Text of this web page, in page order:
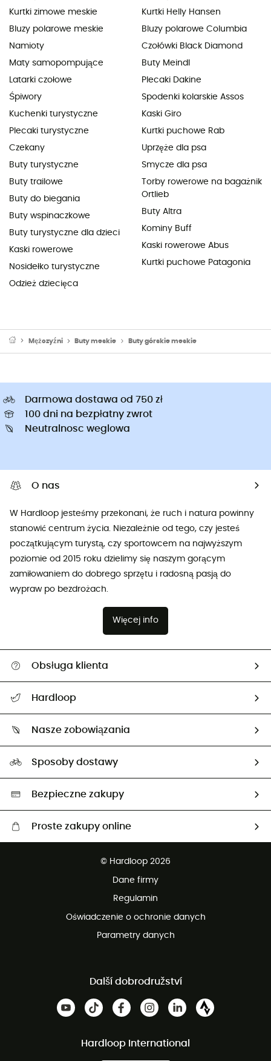
Kurtki zimowe meskie
Bluzy polarowe meskie
Namioty
Maty samopompujące
Latarki czołowe
Śpiwory
Kuchenki turystyczne
Plecaki turystyczne
Czekany
Buty turystyczne
Buty trailowe
Buty do biegania
Buty wspinaczkowe
Buty turystyczne dla dzieci
Kaski rowerowe
Nosidełko turystyczne
Odzież dziecięca
Kurtki Helly Hansen
Bluzy polarowe Columbia
Czołówki Black Diamond
Buty Meindl
Plecaki Dakine
Spodenki kolarskie Assos
Kaski Giro
Kurtki puchowe Rab
Uprzęże dla psa
Smycze dla psa
Torby rowerowe na bagażnik
Ortlieb
Buty Altra
Kominy Buff
Kaski rowerowe Abus
Kurtki puchowe Patagonia
Mężczyźni Buty meskie Buty górskie meskie
Darmowa dostawa od 750 zł
100 dni na bezpłatny zwrot
Neutralnosc weglowa
O nas
W Hardloop jesteśmy przekonani, że ruch i natura powinny
stanowić centrum życia. Niezależnie od tego, czy jesteś
początkującym turystą, czy sportowcem na najwyższym
poziomie od 2015 roku dzielimy się naszym gorącym
zamiłowaniem do dobrego sprzętu i radosną pasją do
wypraw po bezdrożach.
Więcej info
Obsługa klienta
Śledzenie przesyłki
Zwrot artykułów i zwrot środków
Hardloop
Ambasadorzy
Nasze zobowiązania
Neutralność węglowa
Wybrane produkty eko
Sposoby dostawy
Bezpieczne zakupy
Proste zakupy online
100 dni na bezpłatny zwrot
© Hardloop 2026
Dane firmy
Regulamin
Oświadczenie o ochronie danych
Parametry danych
Další dobrodružství
Hardloop International